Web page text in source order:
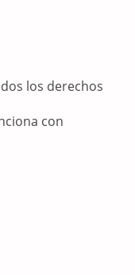
los derechos
con